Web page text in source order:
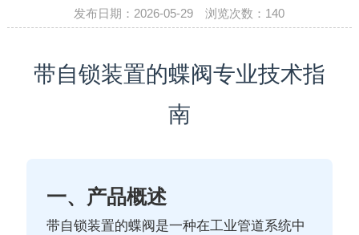
发布日期：2026-05-29 浏览次数： 140
带自锁装置的蝶阀专业技术指
南
一、产品概述
带自锁装置的蝶阀是一种在工业管道系统中